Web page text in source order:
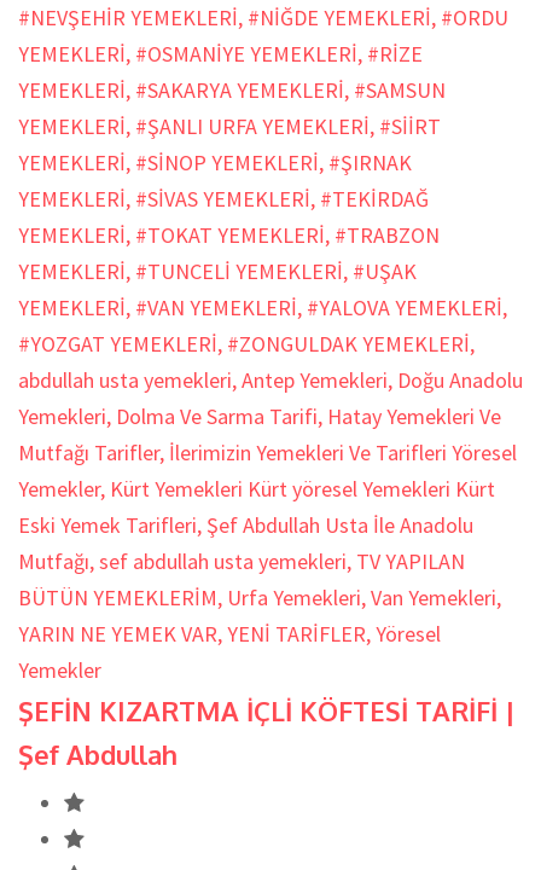
#NEVŞEHİR YEMEKLERİ, #NİĞDE YEMEKLERİ, #ORDU
YEMEKLERİ, #OSMANİYE YEMEKLERİ, #RİZE
YEMEKLERİ, #SAKARYA YEMEKLERİ, #SAMSUN
YEMEKLERİ, #ŞANLI URFA YEMEKLERİ, #SİİRT
YEMEKLERİ, #SİNOP YEMEKLERİ, #ŞIRNAK
YEMEKLERİ, #SİVAS YEMEKLERİ, #TEKİRDAĞ
YEMEKLERİ, #TOKAT YEMEKLERİ, #TRABZON
YEMEKLERİ, #TUNCELİ YEMEKLERİ, #UŞAK
YEMEKLERİ, #VAN YEMEKLERİ, #YALOVA YEMEKLERİ,
#YOZGAT YEMEKLERİ, #ZONGULDAK YEMEKLERİ,
abdullah usta yemekleri,Antep Yemekleri, Doğu Anadolu
Yemekleri, Dolma Ve Sarma Tarifi, Hatay Yemekleri Ve
Mutfağı Tarifler, İlerimizin Yemekleri Ve Tarifleri Yöresel
Yemekler, Kürt Yemekleri Kürt yöresel Yemekleri Kürt
Eski Yemek Tarifleri, Şef Abdullah Usta İle Anadolu
Mutfağı,sef abdullah usta yemekleri, TV YAPILAN
BÜTÜN YEMEKLERİM, Urfa Yemekleri,Van Yemekleri,
YARIN NE YEMEK VAR,YENİ TARİFLER,Yöresel
Yemekler
ŞEFİN KIZARTMA İÇLİ KÖFTESİ TARİFİ |
Şef Abdullah